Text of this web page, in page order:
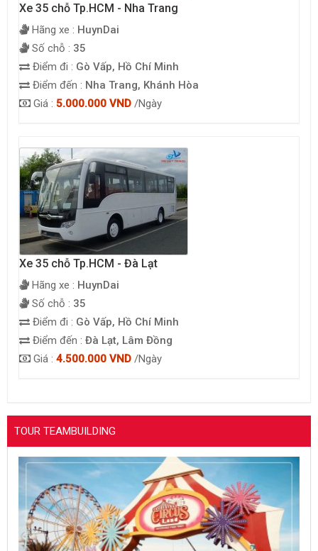
Xe 35 chỗ Tp.HCM - Nha Trang
Hãng xe : HuynDai
Số chỗ : 35
Điểm đi : Gò Vấp, Hồ Chí Minh
Điểm đến : Nha Trang, Khánh Hòa
Giá : 5.000.000 VND /Ngày
Xe 35 chỗ Tp.HCM - Đà Lạt
Hãng xe : HuynDai
Số chỗ : 35
Điểm đi : Gò Vấp, Hồ Chí Minh
Điểm đến : Đà Lạt, Lâm Đồng
Giá : 4.500.000 VND /Ngày
TOUR TEAMBUILDING